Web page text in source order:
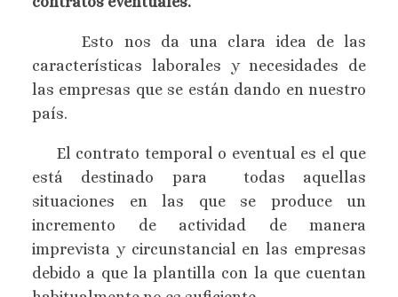
Esto nos da una clara idea de las
características laborales y necesidades de
las empresas que se están dando en nuestro
país.
El contrato temporal o eventual es el que
está destinado para todas aquellas
situaciones en las que se produce un
incremento de actividad de manera
imprevista y circunstancial en las empresas
debido a que la plantilla con la que cuentan